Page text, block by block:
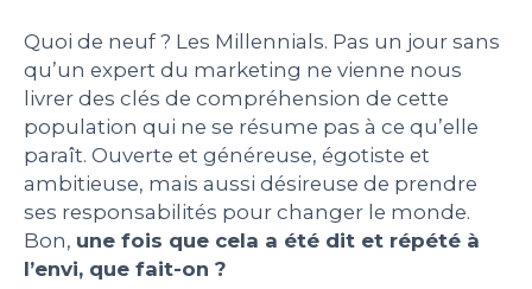
WORK
PEOPLE
LE BILLET DU LUNDI
CONTACT
Quoi de neuf ? Les Millennials. Pas un jour sans
qu’un expert du marketing ne vienne nous
livrer des clés de compréhension de cette
population qui ne se résume pas à ce qu’elle
paraît. Ouverte et généreuse, égotiste et
ambitieuse, mais aussi désireuse de prendre
ses responsabilités pour changer le monde.
Bon, une fois que cela a été dit et répété à
l’envi, que fait-on ?